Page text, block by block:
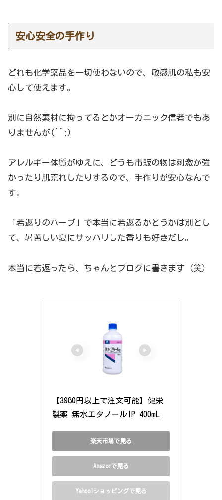
安心安全の手作り
どれも化学薬品を一切使わないので、敏感肌の私も安
心して使えます。
別に自然素材に拘ってるとかオーガニック信者でもあ
りませんが(^^;)
アレルギー体質がゆえに、どうも市販の物は刺激が強
かったり肌荒れしたりするので、手作りが安心なんで
す。
「若返りのハーブ」で本当に若返るかどうかは別とし
て、暑苦しい夏にサッパリした香りも好きだし。
本当に若返ったら、ちゃんとブログに書きます（笑）
【3980円以上で注文可能】健栄
製薬 無水エタノールIP 400mL
楽天市場で見る
Amazonで見る
Yahoo!ショッピングで見る